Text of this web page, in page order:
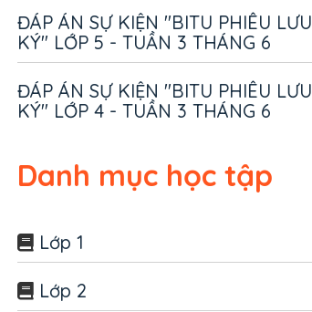
ĐÁP ÁN SỰ KIỆN "BITU PHIÊU LƯU
KÝ" LỚP 5 - TUẦN 3 THÁNG 6
ĐÁP ÁN SỰ KIỆN "BITU PHIÊU LƯU
KÝ" LỚP 4 - TUẦN 3 THÁNG 6
Danh mục học tập
Lớp 1
Lớp 2